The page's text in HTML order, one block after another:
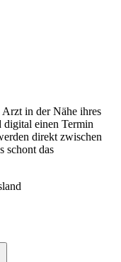
in der Nähe ihres
digital einen Termin
direkt zwischen
schont das